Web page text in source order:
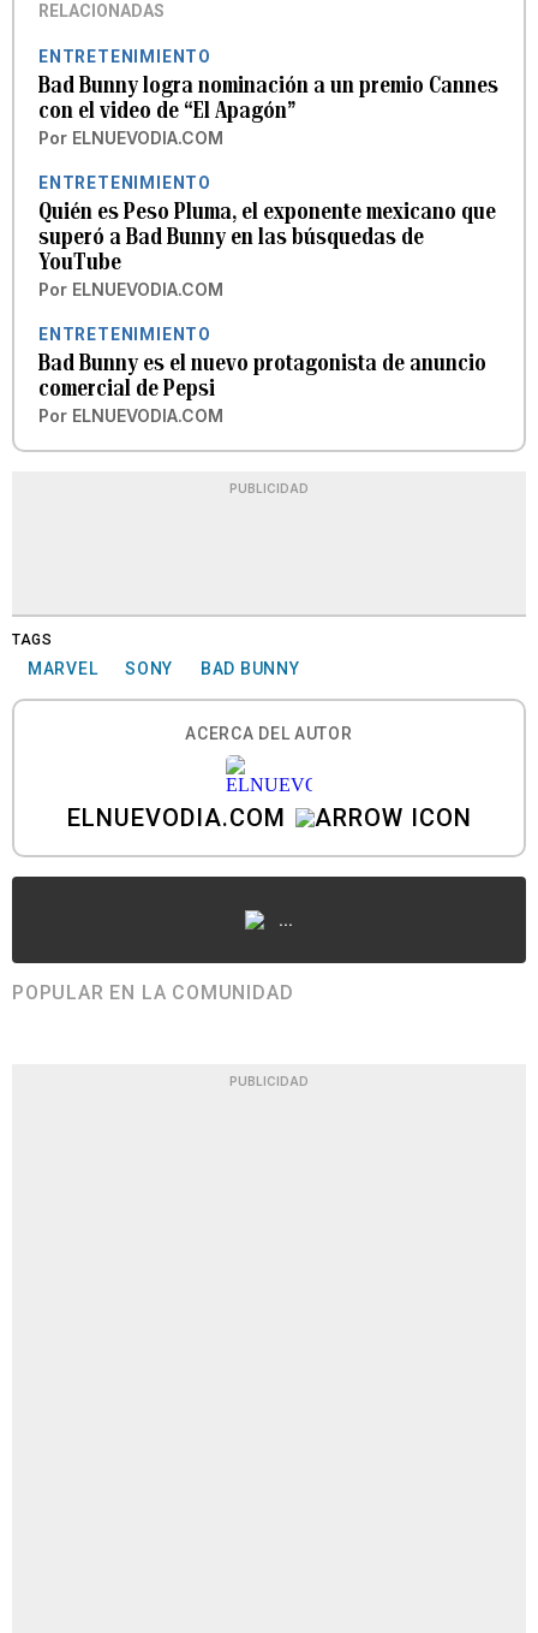
RELACIONADAS
ENTRETENIMIENTO
Bad Bunny logra nominación a un premio Cannes
con el video de “El Apagón”
Por ELNUEVODIA.COM
ENTRETENIMIENTO
Quién es Peso Pluma, el exponente mexicano que
superó a Bad Bunny en las búsquedas de
YouTube
Por ELNUEVODIA.COM
ENTRETENIMIENTO
Bad Bunny es el nuevo protagonista de anuncio
comercial de Pepsi
Por ELNUEVODIA.COM
PUBLICIDAD
TAGS
MARVEL SONY BAD BUNNY
ACERCA DEL AUTOR
ELNUEVODIA.COM
...
POPULAR EN LA COMUNIDAD
PUBLICIDAD